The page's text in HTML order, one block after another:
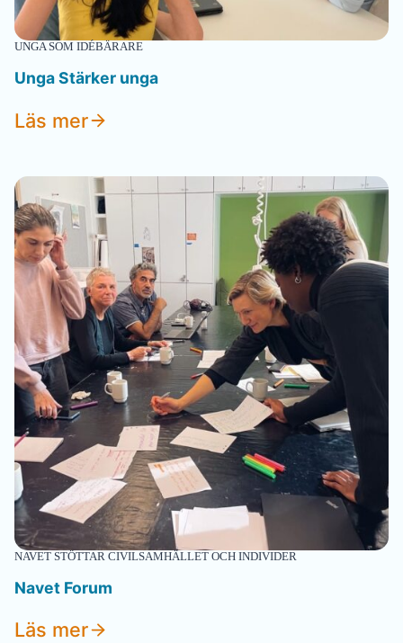
UNGA SOM IDÉBÄRARE
UngaStärker unga
Läs mer
NAVET STÖTTAR CIVILSAMHÄLLET OCH INDIVIDER
Navet Forum
Läs mer